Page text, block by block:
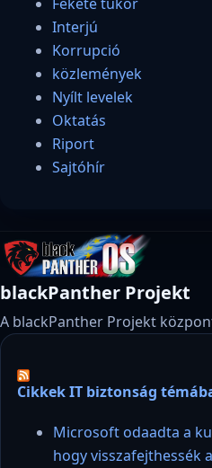
Interjú
Korrupció
közlemények
Nyílt levelek
Oktatás
Riport
Sajtóhír
blackPanther Projekt
A blackPanther Projekt
Cikkek IT biztonság
Microsoft odaadta a
hogy visszafejthessék